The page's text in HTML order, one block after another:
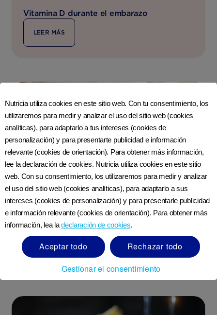
Vitamina D durante el embarazo
LEER MÁS
Una dieta saludable en el embarazo
LEER MÁS
Nutricia utiliza cookies en este sitio web. Con tu consentimiento, los
utilizaremos para medir y analizar el uso del sitio web (cookies
analíticas), para adaptarlo a tus intereses (cookies de
personalización) y para presentarte publicidad e información
relevante (cookies de orientación). Para obtener más información,
lee la declaración de cookies. Nutricia utiliza cookies en este sitio
web. Con su consentimiento, los utilizaremos para medir y analizar
el uso del sitio web (cookies analíticas), para adaptarlo a sus
intereses (cookies de personalización) y para presentarle publicidad
e información relevante (cookies de orientación). Para obtener más
información, lea ladeclaración de cookies.
Aceptar todo
Rechazar todo
Gestionar el consentimiento